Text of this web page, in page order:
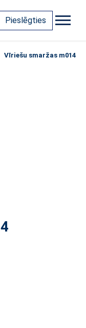
Pieslēgties
Vīriešu smaržas m014